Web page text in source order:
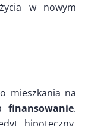
w nowym
mieszkania na
finansowanie.